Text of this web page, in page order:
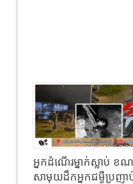
អ្នកដំណេីរម្នាក់ស្លាប់​ ខណ
សាមុយដឹកអ្នកជម្ងឺប្រញ